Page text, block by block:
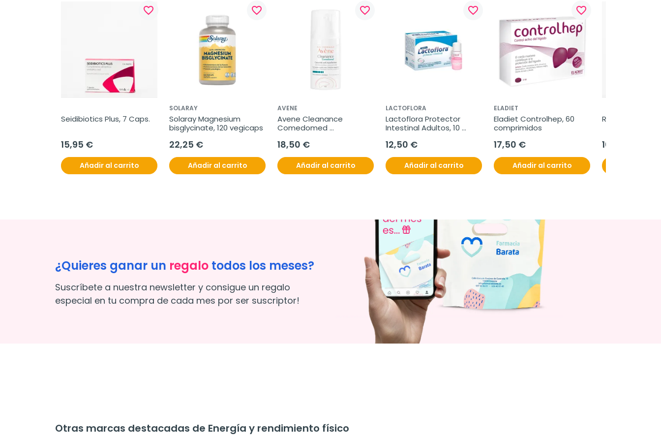
favorite_border
Seidibiotics Plus, 7 Caps.
15,95 €
Añadir al carrito
favorite_border
SOLARAY
Solaray Magnesium
bisglycinate, 120 vegicaps
22,25 €
Añadir al carrito
favorite_border
AVENE
Avene Cleanance
Comedomed
imperfecciones, 30 ml
18,50 €
Añadir al carrito
favorite_border
LACTOFLORA
Lactoflora Protector
Intestinal Adultos, 10
12,50 €
Añadir al carrito
favorite_border
ELADIET
Eladiet Controlhep, 60
comprimidos
17,50 €
Añadir al carrito
RYM
10,45 €
¿Quieres ganar un regalo todos los meses?
Suscríbete a nuestra newsletter y consigue un regalo
especial en tu compra de cada mes por ser suscriptor!
Otras marcas destacadas de Energía y rendimiento físico